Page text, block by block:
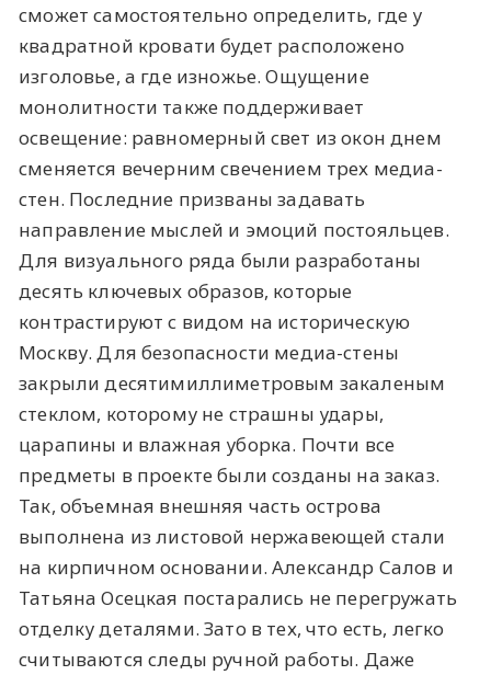
сможет самостоятельно определить, где у
квадратной кровати будет расположено
изголовье, а где изножье. Ощущение
монолитности также поддерживает
освещение: равномерный свет из окон днем
сменяется вечерним свечением трех медиа-
стен. Последние призваны задавать
направление мыслей и эмоций постояльцев.
Для визуального ряда были разработаны
десять ключевых образов, которые
контрастируют с видом на историческую
Москву. Для безопасности медиа-стены
закрыли десятимиллиметровым закаленым
стеклом, которому не страшны удары,
царапины и влажная уборка. Почти все
предметы в проекте были созданы на заказ.
Так, объемная внешняя часть острова
выполнена из листовой нержавеющей стали
на кирпичном основании. Александр Салов и
Татьяна Осецкая постарались не перегружать
отделку деталями. Зато в тех, что есть, легко
считываются следы ручной работы. Даже